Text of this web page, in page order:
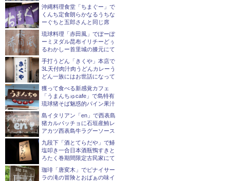
ョ
ン
沖縄料理食堂「ちまぐー」で
くんち定食朗らかなるうちな
ーぐちと五郎さんと同じ席
琉球料理「赤田風」でぽーぽ
ーミヌダル昆布イリチーどぅ
るわかしー首里城の膝元にて
手打うどん「きくや」本店で
3L天付肉汁肉うどんカレーう
どん一族にはお世話になって
獲って食べる新感覚カフェ
「うまんちゅcafe」で島特有
琉球猪そば魅惑的パイン果汁
島イタリアン「en」で西表島
猪カルパッチョに石垣産鮪レ
アカツ西表島牛ラグーソース
九段下「酒とてらだや」で鰆
塩叩き一合日本酒瓶鴨すきと
ろたく巻期間限定古民家にて
珈琲「唐変木」でピナイサー
ラの滝の冒険とおばぁの味イ